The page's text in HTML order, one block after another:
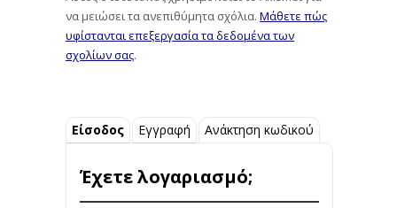
να μειώσει τα ανεπιθύμητα σχόλια. Μάθετε πώς
υφίστανται επεξεργασία τα δεδομένα των
σχολίων σας.
Είσοδος Εγγραφή Ανάκτηση κωδικού
Έχετε λογαριασμό;